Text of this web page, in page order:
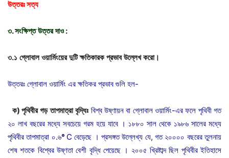
উত্তরঃসত্য
৩.সংক্ষিপ্ত উত্তর দাও:
৩.১ গ্লোবাল ওয়ার্মিংয়ের দুটি ক্ষতিকারক প্রভাব উল্লেখ করো।
উত্তরঃ গ্লোবাল ওয়ার্মিং এর ক্ষতিকর প্রভাব গুলি হল-
ক)পৃথিবীর গড় তাপমাত্রা বৃদ্ধিঃ বিশ্ব উষ্ণায়ন বা গ্লোবাল ওয়ার্মিং-এর ফলে পৃথিবী গত
২০ লাখ বছরের মধ্যে সবচেয়ে গরম হয়ে যাবে । ১৮৮০ সাল থেকে ১৯৮৬ সালের মধ্যে
পৃথিবীর তাপমাত্রা ০.৬° C বেড়েছে । প্রসঙ্গত উল্লেখ্য যে, গত ২০০০০ বছরের তুলনায়
শেষ শতকে বিশ্বের উষ্ণতা বেশী বৃদ্ধি পেয়েছে । ২০০৫ খ্রিষ্টাব্দ ছিল পৃথিবীর ইতিহাসে